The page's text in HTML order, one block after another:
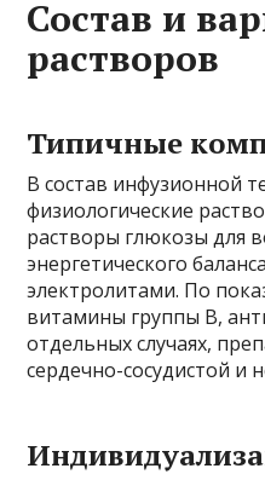
Состав и
растворов
Типичные
В состав инфузионной
физиологические
растворы глюкозы для
энергетического
электролитами. По
витамины группы B,
отдельных случаях,
сердечно-сосудистой и